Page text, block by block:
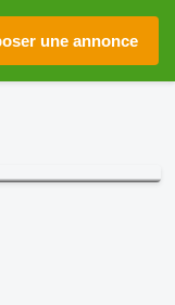
une annonce